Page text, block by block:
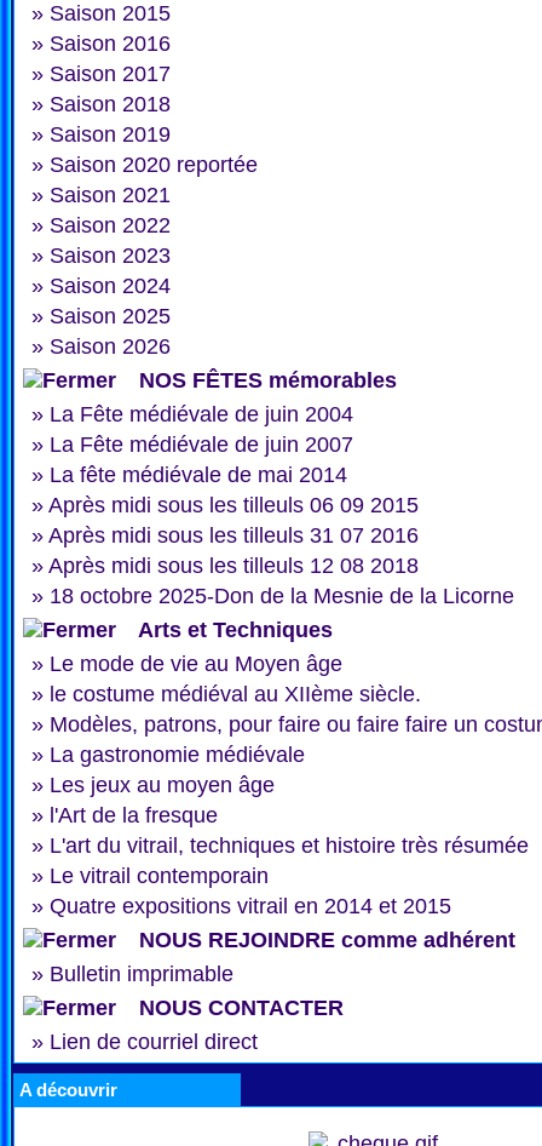
» Saison 2015
» Saison 2016
» Saison 2017
» Saison 2018
» Saison 2019
» Saison 2020 reportée
» Saison 2021
» Saison 2022
» Saison 2023
» Saison 2024
» Saison 2025
» Saison 2026
NOS FÊTES mémorables
» La Fête médiévale de juin 2004
» La Fête médiévale de juin 2007
» La fête médiévale de mai 2014
» Après midi sous les tilleuls 06 09 2015
» Après midi sous les tilleuls 31 07 2016
» Après midi sous les tilleuls 12 08 2018
» 18 octobre 2025-Don de la Mesnie de la Licorne
Arts et Techniques
» Le mode de vie au Moyen âge
» le costume médiéval au XIIème siècle.
» Modèles, patrons, pour faire ou faire faire un
» La gastronomie médiévale
» Les jeux au moyen âge
» l'Art de la fresque
» L'art du vitrail, techniques et histoire très résumée
» Le vitrail contemporain
» Quatre expositions vitrail en 2014 et 2015
NOUS REJOINDRE comme adhérent
» Bulletin imprimable
NOUS CONTACTER
» Lien de courriel direct
A découvrir